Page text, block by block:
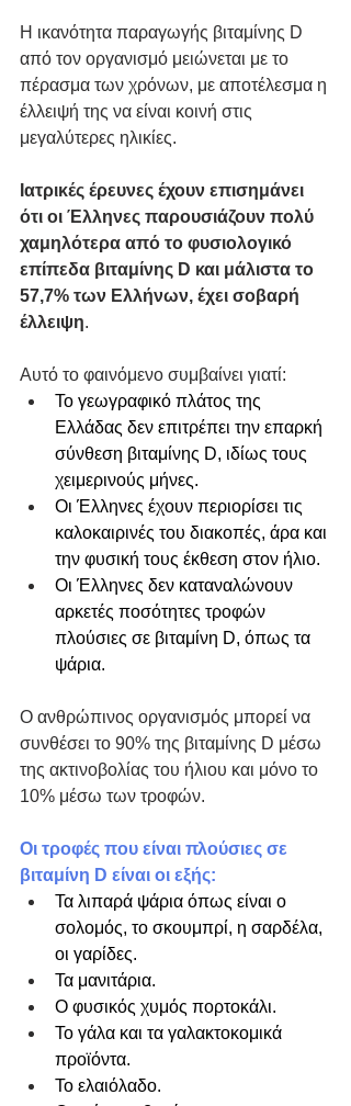
​Η ικανότητα παραγωγής βιταμίνης D
από τον οργανισμό μειώνεται με το
πέρασμα των χρόνων, με αποτέλεσμα η
έλλειψή της να είναι κοινή στις
μεγαλύτερες ηλικίες.
Ιατρικές έρευνες έχουν επισημάνει
ότι οι Έλληνες παρουσιάζουν πολύ
χαμηλότερα από το φυσιολογικό
επίπεδα βιταμίνης D και μάλιστα το
57,7% των Ελλήνων, έχει σοβαρή
έλλειψη.
Αυτό το φαινόμενο συμβαίνει γιατί:
Το γεωγραφικό πλάτος της
Ελλάδας δεν επιτρέπει την επαρκή
σύνθεση βιταμίνης D, ιδίως τους
χειμερινούς μήνες.
Οι Έλληνες έχουν περιορίσει τις
καλοκαιρινές του διακοπές, άρα και
την φυσική τους έκθεση στον ήλιο.
Οι Έλληνες δεν καταναλώνουν
αρκετές ποσότητες τροφών
πλούσιες σε βιταμίνη D, όπως τα
ψάρια.​
Ο ανθρώπινος οργανισμός μπορεί να
συνθέσει το 90% της βιταμίνης D μέσω
της ακτινοβολίας του ήλιου και μόνο το
10% μέσω των τροφών.
Οι τροφές που είναι πλούσιες σε
βιταμίνη D είναι οι εξής:
Τα λιπαρά ψάρια όπως είναι ο
σολομός, το σκουμπρί, η σαρδέλα,
οι γαρίδες.
Τα μανιτάρια.
Ο φυσικός χυμός πορτοκάλι.
Το γάλα και τα γαλακτοκομικά
προϊόντα.
Το ελαιόλαδο.